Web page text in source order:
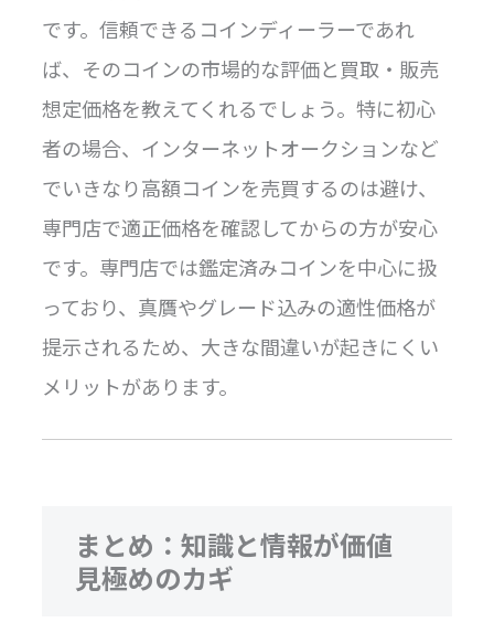
です。信頼できるコインディーラーであれ
ば、そのコインの市場的な評価と買取・販売
想定価格を教えてくれるでしょう。特に初心
者の場合、インターネットオークションなど
でいきなり高額コインを売買するのは避け、
専門店で適正価格を確認してからの方が安心
です。専門店では鑑定済みコインを中心に扱
っており、真贋やグレード込みの適性価格が
提示されるため、大きな間違いが起きにくい
メリットがあります。
まとめ：知識と情報が価値
見極めのカギ